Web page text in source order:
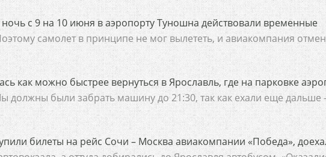
с 9 на 10 июня в аэропорту Туношна действовали временные
самолет в принципе не мог вылететь, и авиакомпания
как можно быстрее вернуться в Ярославль, где на парковке
должны были забрать машину до 21:30, так как ехали еще дальше
билеты на рейс Сочи – Москва авиакомпании «Победа»,